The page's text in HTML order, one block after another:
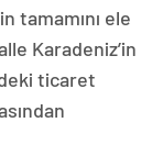
tamamını ele
Karadeniz’in
ticaret